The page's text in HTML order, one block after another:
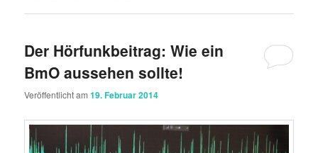
Der Hörfunkbeitrag: Wie ein
BmO aussehen sollte!
Veröffentlicht am19. Februar 2014